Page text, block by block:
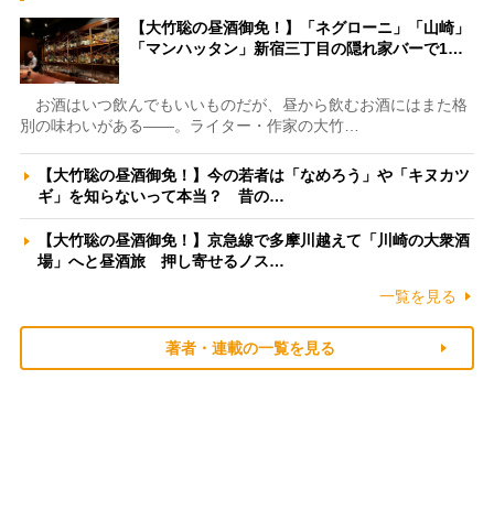
【大竹聡の昼酒御免！】「ネグローニ」「山崎」
「マンハッタン」新宿三丁目の隠れ家バーで1…
お酒はいつ飲んでもいいものだが、昼から飲むお酒にはまた格
別の味わいがある――。ライター・作家の大竹…
【大竹聡の昼酒御免！】今の若者は「なめろう」や「キヌカツ
ギ」を知らないって本当？ 昔の…
【大竹聡の昼酒御免！】京急線で多摩川越えて「川崎の大衆酒
場」へと昼酒旅 押し寄せるノス…
一覧を見る
著者・連載の一覧を見る